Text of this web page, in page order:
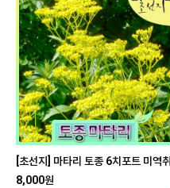
[초선지] 마타리 토종 6치포트 미역취
8,000원